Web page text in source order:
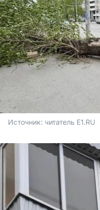
Источник: читатель E1.RU